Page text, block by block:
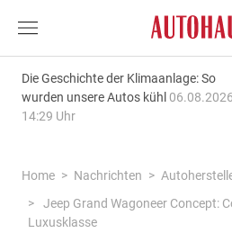
Die Geschichte der Klimaanlage: So
wurden unsere Autos kühl
14:29 Uhr
Home Nachrichten
Jeep Grand Wagoneer Concept:
Luxusklasse